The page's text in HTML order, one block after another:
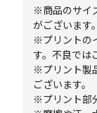
※商品のサイ
がございます。
※プリントの
す。不良では
※プリント製
ございます。
※プリント部